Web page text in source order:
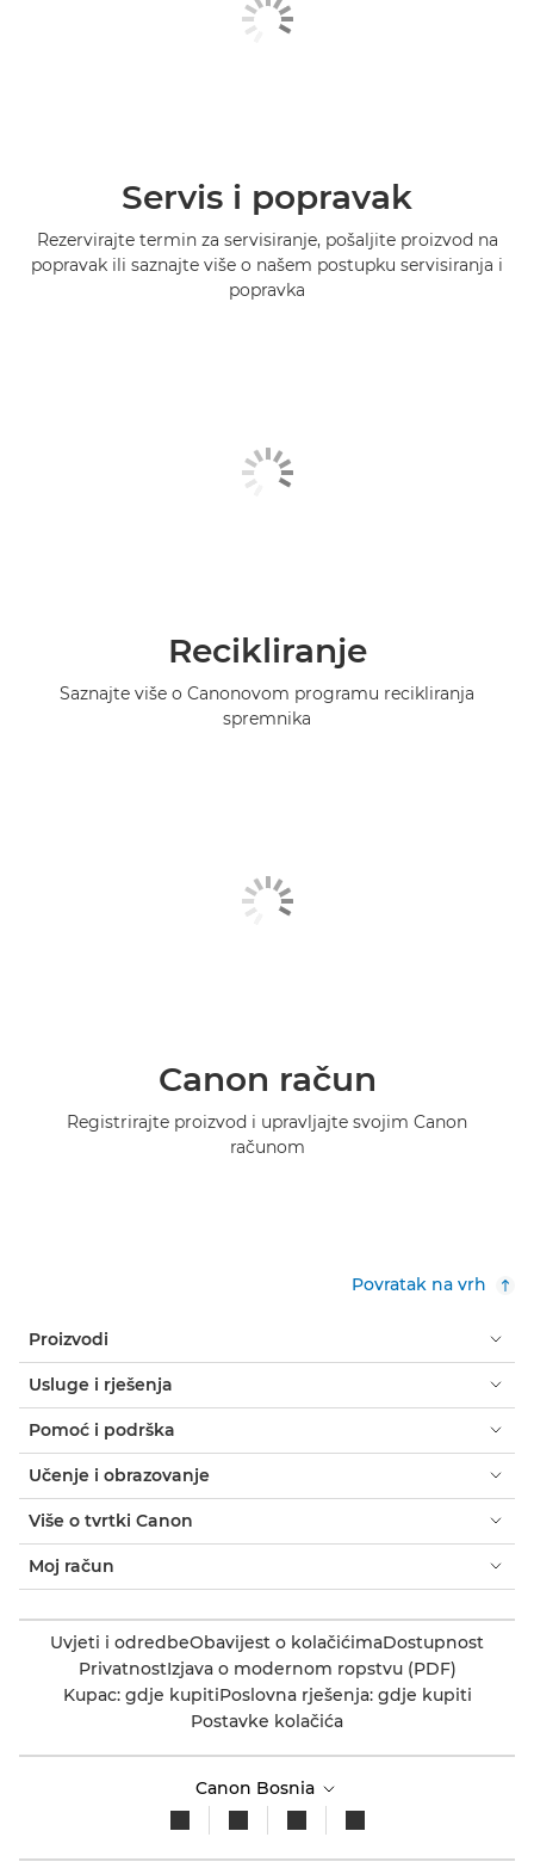
Servis i popravak
Rezervirajte termin za servisiranje, pošaljite proizvod na
popravak ili saznajte više o našem postupku servisiranja i
popravka
Recikliranje
Saznajte više o Canonovom programu recikliranja
spremnika
Canon račun
Registrirajte proizvod i upravljajte svojim Canon
računom
Povratak na vrh
Proizvodi
Usluge i rješenja
Pomoć i podrška
Učenje i obrazovanje
Više o tvrtki Canon
Moj račun
Uvjeti i odredbeObavijest o kolačićimaDostupnost
PrivatnostIzjava o modernom ropstvu (PDF)
Kupac: gdje kupitiPoslovna rješenja: gdje kupiti
Postavke kolačića
Canon Bosnia